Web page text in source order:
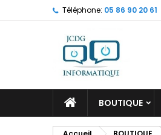
Téléphone: 05 86 90 20 61
ACCUEILBOUTIQUE